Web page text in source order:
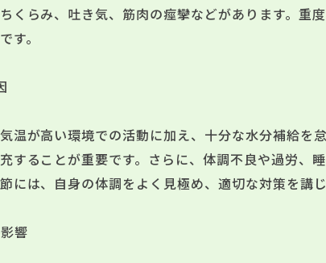
くらみ、吐き気、筋肉の痙攣などがあります。重
す。
温が高い環境での活動に加え、十分な水分補給を
することが重要です。さらに、体調不良や過労、
には、自身の体調をよく見極め、適切な対策を講じ
響